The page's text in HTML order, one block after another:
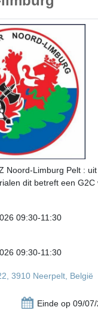
Noord-Limburg Pelt :
dit betreft een G2C
09:30-11:30
09:30-11:30
3910 Neerpelt, België
Einde op 09/